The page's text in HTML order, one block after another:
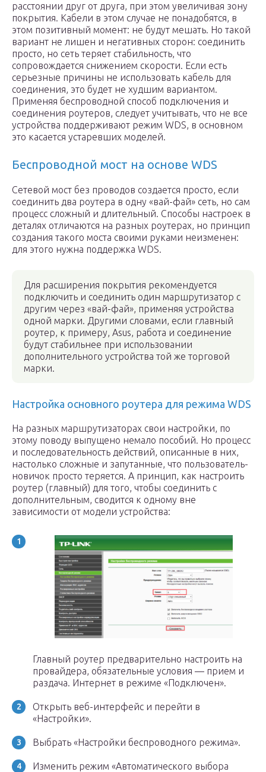
расстоянии друг от друга, при этом увеличивая зону
покрытия. Кабели в этом случае не понадобятся, в
этом позитивный момент: не будут мешать. Но такой
вариант не лишен и негативных сторон: соединить
просто, но сеть теряет стабильность, что
сопровождается снижением скорости. Если есть
серьезные причины не использовать кабель для
соединения, это будет не худшим вариантом.
Применяя беспроводной способ подключения и
соединения роутеров, следует учитывать, что не все
устройства поддерживают режим WDS, в основном
это касается устаревших моделей.
Беспроводной мост на основе WDS
Сетевой мост без проводов создается просто, если
соединить два роутера в одну «вай-фай» сеть, но сам
процесс сложный и длительный. Способы настроек в
деталях отличаются на разных роутерах, но принцип
создания такого моста своими руками неизменен:
для этого нужна поддержка WDS.
Для расширения покрытия рекомендуется
подключить и соединить один маршрутизатор с
другим через «вай-фай», применяя устройства
одной марки. Другими словами, если главный
роутер, к примеру, Asus, работа и соединение
будут стабильнее при использовании
дополнительного устройства той же торговой
марки.
Настройка основного роутера для режима WDS
На разных маршрутизаторах свои настройки, по
этому поводу выпущено немало пособий. Но процесс
и последовательность действий, описанные в них,
настолько сложные и запутанные, что пользователь-
новичок просто теряется. А принцип, как настроить
роутер (главный) для того, чтобы соединить с
дополнительным, сводится к одному вне
зависимости от модели устройства:
Главный роутер предварительно настроить на
провайдера, обязательные условия — прием и
раздача. Интернет в режиме «Подключен».
Открыть веб-интерфейс и перейти в
«Настройки».
Выбрать «Настройки беспроводного режима».
Изменить режим «Автоматического выбора